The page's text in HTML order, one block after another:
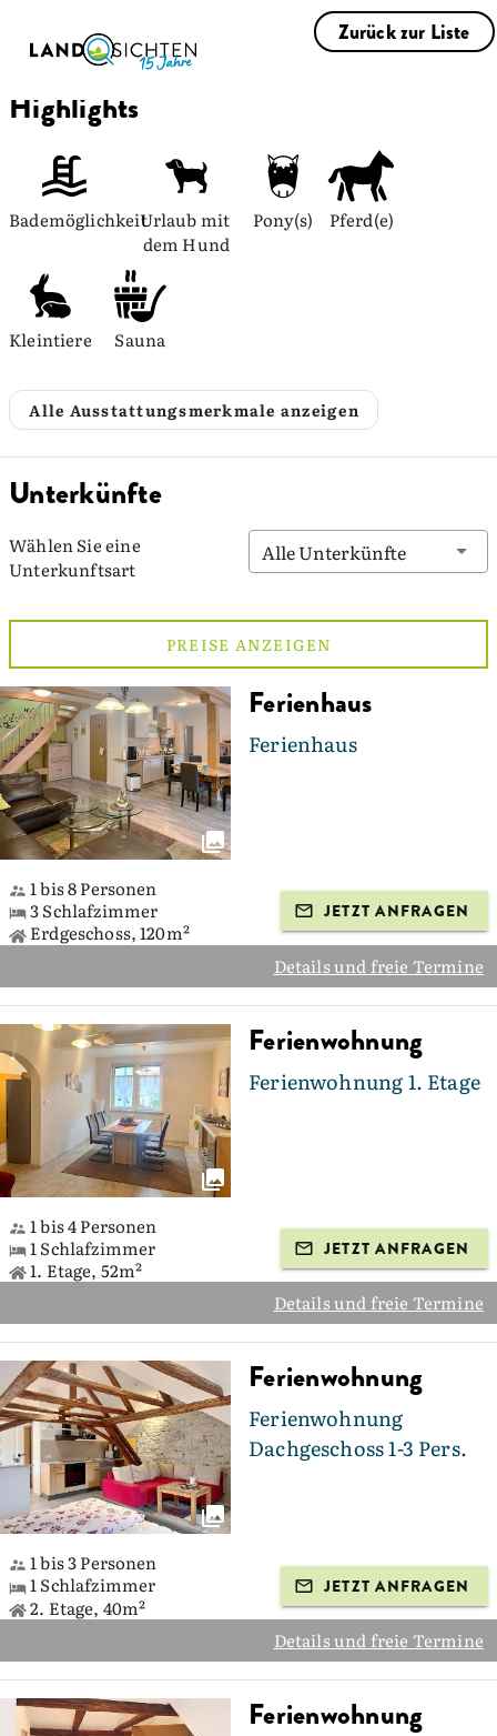
Zurück zur Liste
Highlights
BademöglichkeitUrlaub mit
dem Hund
Pony(s) Pferd(e)
Kleintiere Sauna
Alle Ausstattungsmerkmale anzeigen
Unterkünfte
Wählen Sie eine
Unterkunftsart
Alle Unterkünfte
PREISE ANZEIGEN
Ferienhaus
Ferienhaus
1 bis 8 Personen
3 Schlafzimmer
Erdgeschoss, 120m²
JETZT ANFRAGEN
Details und freie Termine
Ferienwohnung
Ferienwohnung 1. Etage
1 bis 4 Personen
1 Schlafzimmer
1. Etage, 52m²
JETZT ANFRAGEN
Details und freie Termine
Ferienwohnung
Ferienwohnung
Dachgeschoss 1-3 Pers.
1 bis 3 Personen
1 Schlafzimmer
2. Etage, 40m²
JETZT ANFRAGEN
Details und freie Termine
Ferienwohnung